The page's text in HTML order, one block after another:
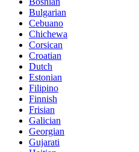
Bulgarian
Cebuano
Chichewa
Corsican
Croatian
Dutch
Estonian
Filipino
Finnish
Frisian
Galician
Georgian
Gujarati